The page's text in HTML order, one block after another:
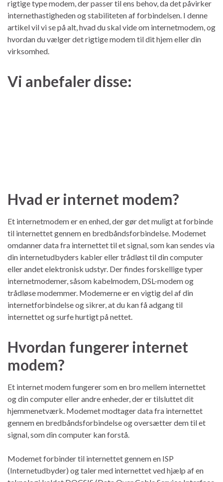
rigtige type modem, der passer til ens behov, da det påvirker
internethastigheden og stabiliteten af forbindelsen. I denne
artikel vil vi se på alt, hvad du skal vide om internetmodem, og
hvordan du vælger det rigtige modem til dit hjem eller din
virksomhed.
Vi anbefaler disse:
Hvad er internet modem?
Et internetmodem er en enhed, der gør det muligt at forbinde
til internettet gennem en bredbåndsforbindelse. Modemet
omdanner data fra internettet til et signal, som kan sendes via
din internetudbyders kabler eller trådløst til din computer
eller andet elektronisk udstyr. Der findes forskellige typer
internetmodemer, såsom kabelmodem, DSL-modem og
trådløse modemmer. Modemerne er en vigtig del af din
internetforbindelse og sikrer, at du kan få adgang til
internettet og surfe hurtigt på nettet.
Hvordan fungerer internet
modem?
Et internet modem fungerer som en bro mellem internettet
og din computer eller andre enheder, der er tilsluttet dit
hjemmenetværk. Modemet modtager data fra internettet
gennem en bredbåndsforbindelse og oversætter dem til et
signal, som din computer kan forstå.
Modemet forbinder til internettet gennem en ISP
(Internetudbyder) og taler med internettet ved hjælp af en